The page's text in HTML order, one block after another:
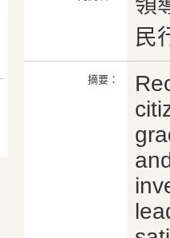
領
民
摘要：